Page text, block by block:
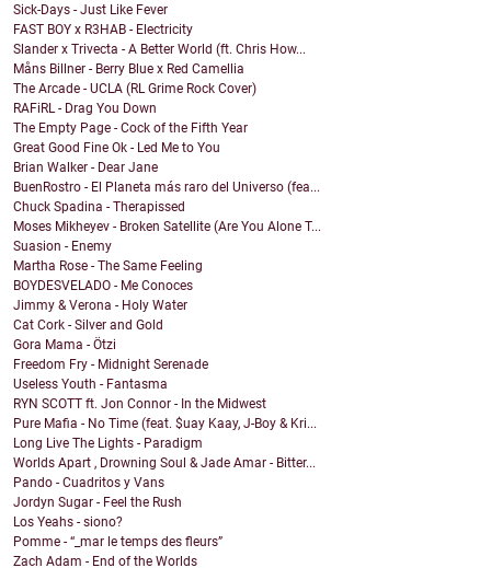
Sick-Days - Just Like Fever
FAST BOY x R3HAB - Electricity
Slander x Trivecta - A Better World (ft. Chris How...
Måns Billner - Berry Blue x Red Camellia
The Arcade - UCLA (RL Grime Rock Cover)
RAFiRL - Drag You Down
The Empty Page - Cock of the Fifth Year
Great Good Fine Ok - Led Me to You
Brian Walker - Dear Jane
BuenRostro - El Planeta más raro del Universo (fea...
Chuck Spadina - Therapissed
Moses Mikheyev - Broken Satellite (Are You Alone T...
Suasion - Enemy
Martha Rose - The Same Feeling
BOYDESVELADO - Me Conoces
Jimmy & Verona - Holy Water
Cat Cork - Silver and Gold
Gora Mama - Ötzi
Freedom Fry - Midnight Serenade
Useless Youth - Fantasma
RYN SCOTT ft. Jon Connor - In the Midwest
Pure Mafia - No Time (feat. $uay Kaay, J-Boy & Kri...
Long Live The Lights - Paradigm
Worlds Apart , Drowning Soul & Jade Amar - Bitter...
Pando - Cuadritos y Vans
Jordyn Sugar - Feel the Rush
Los Yeahs - siono?
Pomme - “_mar le temps des fleurs”
Zach Adam - End of the Worlds